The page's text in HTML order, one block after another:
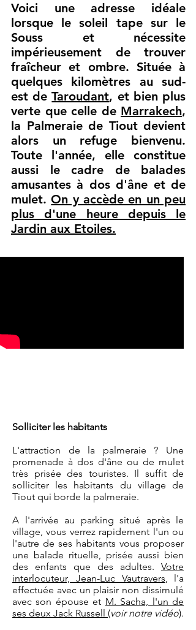
Voici une adresse idéale
lorsque le soleil tape sur le
Souss et nécessite
impérieusement de trouver
fraîcheur et ombre. Située à
quelques kilomètres au sud-
est deTaroudant, et bien plus
verte que celle de Marrakech,
la Palmeraie de Tiout devient
alors un refuge bienvenu.
Toute l'année, elle constitue
aussi le cadre de balades
amusantes à dos d'âne et de
mulet.On y accède en un peu
plus d'une heure depuis le
Jardin aux Etoiles.
Solliciter les habitants
L'attraction de la palmeraie ? Une
promenade à dos d'âne ou de mulet
très prisée des touristes. Il suffit de
solliciter les habitants du village de
Tiout qui borde la palmeraie.
A l'arrivée au parking situé après le
village, vous verrez rapidement l'un ou
l'autre de ses habitants vous proposer
une balade rituelle, prisée aussi bien
des enfants que des adultes. Votre
interlocuteur, Jean-Luc Vautravers, l'a
effectuée avec un plaisir non dissimulé
avec son épouse et M. Sacha, l'un de
ses deux Jack Russell (voir notre vidéo).